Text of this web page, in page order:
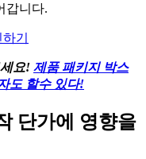
갑니다.
기
요! 제품 패키지 박스
도 할수 있다!
단가에 영향을